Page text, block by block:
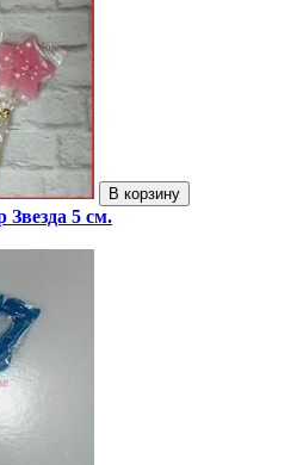
В корзину
5 см.